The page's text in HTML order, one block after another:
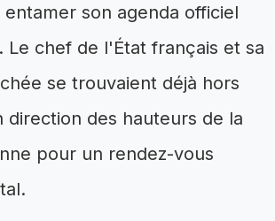
son agenda officiel
Le chef de l'État français et sa
se trouvaient déjà hors
direction des hauteurs de la
pour un rendez-vous